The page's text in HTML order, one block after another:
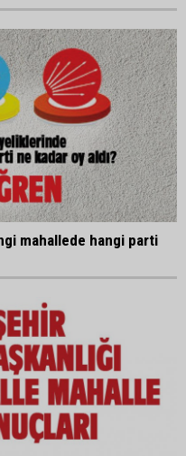
mahallede hangi parti